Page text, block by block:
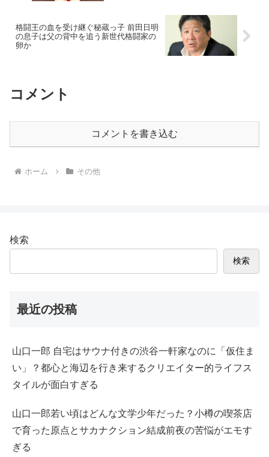
格闘王の血を受け継ぐ秘蔵っ子 前田日明
の息子は父の背中を追う新世代格闘家の
卵か
コメント
コメントを書き込む
ホーム その他
検索
検索
最近の投稿
山口一郎 自宅はサウナ付きの渋谷一軒家なのに「仮住ま
い」？都心と海辺を行き来するクリエイター的ライフス
タイルが面白すぎる
山口一郎若い頃はどんな文学少年だった？小樽の喫茶店
で育った原点とサカナクション結成前夜の苦悩がエモす
ぎる